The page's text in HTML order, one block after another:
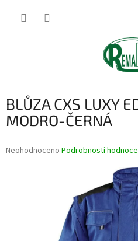
BLŮZA CXS LUXY
MODRO-ČERNÁ
Průměrné
Neohodnoceno Podrobnosti